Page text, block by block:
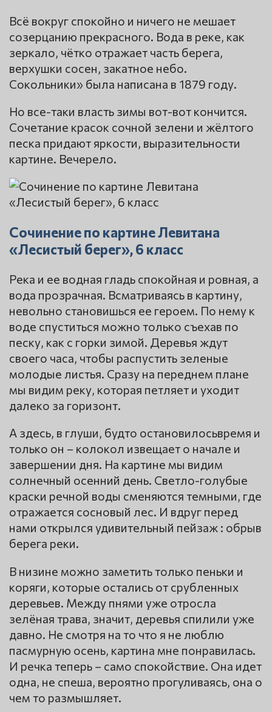
Всё вокруг спокойно и ничего не мешает
созерцанию прекрасного. Вода в реке, как
зеркало, чётко отражает часть берега,
верхушки сосен, закатное небо.
Сокольники» была написана в 1879 году.
Но все-таки власть зимы вот-вот кончится.
Сочетание красок сочной зелени и жёлтого
песка придают яркости, выразительности
картине. Вечерело.
Сочинение по картине Левитана
«Лесистый берег», 6 класс
Река и ее водная гладь спокойная и ровная, а
вода прозрачная. Всматриваясь в картину,
невольно становишься ее героем. По нему к
воде спуститься можно только съехав по
песку, как с горки зимой. Деревья ждут
своего часа, чтобы распустить зеленые
молодые листья. Сразу на переднем плане
мы видим реку, которая петляет и уходит
далеко за горизонт.
А здесь, в глуши, будто остановилосьвремя и
только он – колокол извещает о начале и
завершении дня. На картине мы видим
солнечный осенний день. Светло-голубые
краски речной воды сменяются темными, где
отражается сосновый лес. И вдруг перед
нами открылся удивительный пейзаж : обрыв
берега реки.
В низине можно заметить только пеньки и
коряги, которые остались от срубленных
деревьев. Между пнями уже отросла
зелёная трава, значит, деревья спилили уже
давно. Не смотря на то что я не люблю
пасмурную осень, картина мне понравилась.
И речка теперь – само спокойствие. Она идет
одна, не спеша, вероятно прогуливаясь, она о
чем то размышляет.